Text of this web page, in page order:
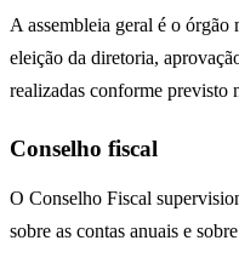
A assembleia geral é o órgão
eleição da diretoria,
realizadas conforme previsto
Conselho fiscal
O Conselho Fiscal
sobre as contas anuais e